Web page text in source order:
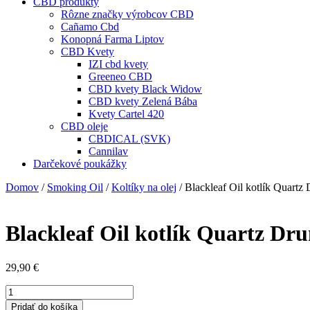
Rôzne značky výrobcov CBD
Cañamo Cbd
Konopná Farma Liptov
CBD Kvety
IZI cbd kvety
Greeneo CBD
CBD kvety Black Widow
CBD kvety Zelená Bába
Kvety Cartel 420
CBD oleje
CBDICAL (SVK)
Cannilav
Darčekové poukážky
Domov / Smoking Oil /Koltíky na olej / Blackleaf Oil kotlík Quartz
Blackleaf Oil kotlík Quartz
29,90 €
množstvo
Blackleaf
Pridať do košíka